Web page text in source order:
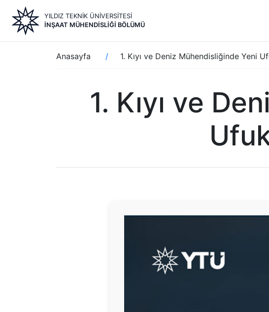
içeriğe
YILDIZ TEKNİK ÜNİVERSİTESİ
İNŞAAT MÜHENDISLIĞI BÖLÜMÜ
Sayfa
yolu
Anasayfa 1. Kıyı ve Deniz Mühendisliğinde Yeni
1. Kıyı ve